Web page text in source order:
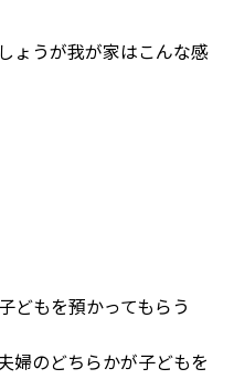
ょうが我が家はこんな感
どもを預かってもらう
婦のどちらかが子どもを